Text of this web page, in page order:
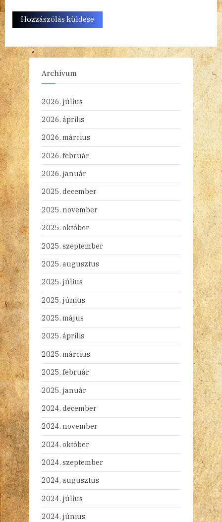
Archívum
2026. július
2026. április
2026. március
2026. február
2026. január
2025. december
2025. november
2025. október
2025. szeptember
2025. augusztus
2025. július
2025. június
2025. május
2025. április
2025. március
2025. február
2025. január
2024. december
2024. november
2024. október
2024. szeptember
2024. augusztus
2024. július
2024. június